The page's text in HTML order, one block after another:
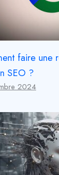
faire une
SEO ?
2024